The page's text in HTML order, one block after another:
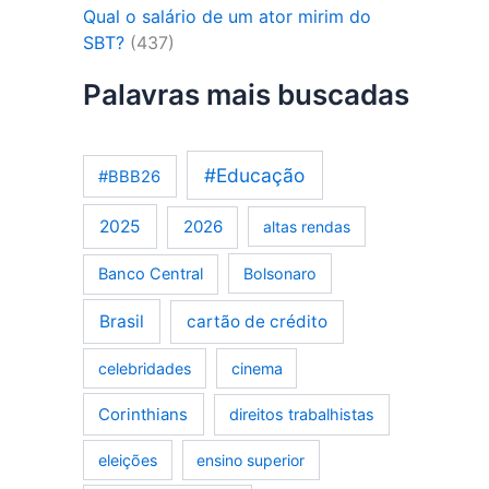
Qual o salário de um ator mirim do
SBT? (437)
Palavras mais buscadas
#BBB26 #Educação
2025 2026 altas rendas
Banco Central Bolsonaro
Brasil cartão de crédito
celebridades cinema
Corinthians direitos trabalhistas
eleições ensino superior